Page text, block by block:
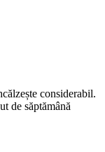
considerabil.
de săptămână